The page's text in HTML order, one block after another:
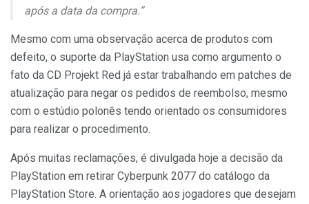
após a data da compra.”
Mesmo com uma observação acerca de produtos com
defeito, o suporte da PlayStation usa como argumento o
fato da CD Projekt Red já estar trabalhando em patches de
atualização para negar os pedidos de reembolso, mesmo
com o estúdio polonês tendo orientado os consumidores
para realizar o procedimento.
Após muitas reclamações, é divulgada hoje a decisão da
PlayStation em retirar Cyberpunk 2077 do catálogo da
PlayStation Store. A orientação aos jogadores que desejam